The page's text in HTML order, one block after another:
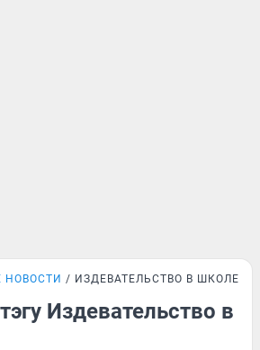
НОВОСТИ ИЗДЕВАТЕЛЬСТВО В ШКОЛЕ
Издевательство в